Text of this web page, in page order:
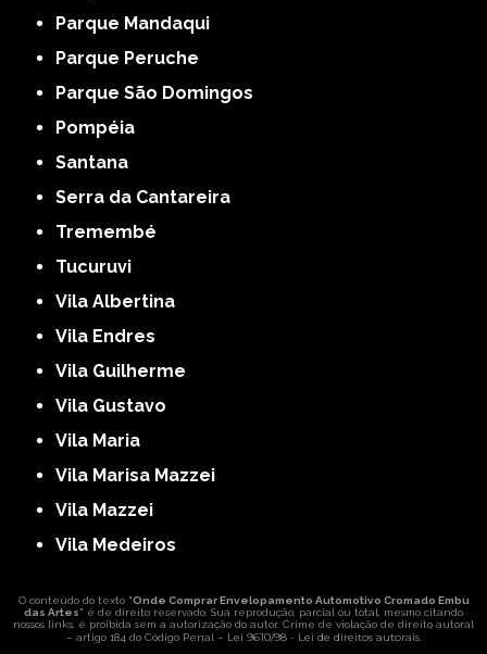
Parque Mandaqui
Parque Peruche
Parque São Domingos
Pompéia
Santana
Serra da Cantareira
Tremembé
Tucuruvi
Vila Albertina
Vila Endres
Vila Guilherme
Vila Gustavo
Vila Maria
Vila Marisa Mazzei
Vila Mazzei
Vila Medeiros
O conteúdo do texto "Onde Comprar Envelopamento Automotivo Cromado Embu
das Artes" é de direito reservado. Sua reprodução, parcial ou total, mesmo citando
nossos links, é proibida sem a autorização do autor. Crime de violação de direito autoral
– artigo 184 do Código Penal – Lei 9610/98 - Lei de direitos autorais.